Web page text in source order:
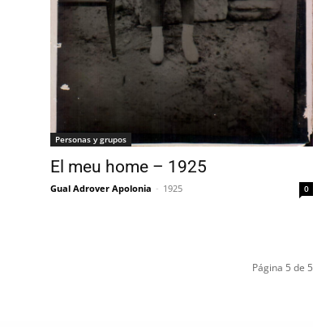
Personas y grupos
El meu home – 1925
Gual Adrover Apolonia - 1925 0
Página 5 de 5